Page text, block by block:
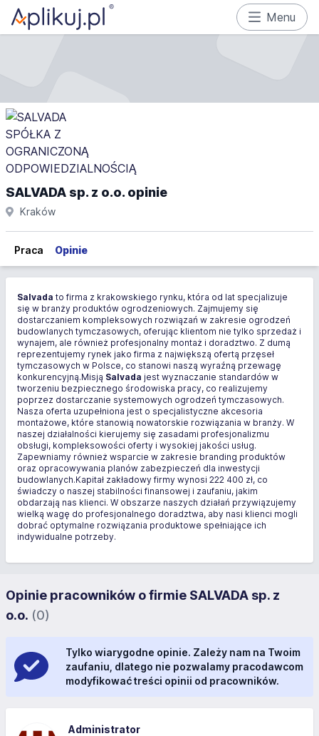
Menu
SALVADA sp. z o.o. opinie
Kraków
Praca Opinie
Salvada to firma z krakowskiego rynku, która od lat specjalizuje
się w branży produktów ogrodzeniowych. Zajmujemy się
dostarczaniem kompleksowych rozwiązań w zakresie ogrodzeń
budowlanych tymczasowych, oferując klientom nie tylko sprzedaż i
wynajem, ale również profesjonalny montaż i doradztwo. Z dumą
reprezentujemy rynek jako firma z największą ofertą przęseł
tymczasowych w Polsce, co stanowi naszą wyraźną przewagę
konkurencyjną.Misją Salvada jest wyznaczanie standardów w
tworzeniu bezpiecznego środowiska pracy, co realizujemy
poprzez dostarczanie systemowych ogrodzeń tymczasowych.
Nasza oferta uzupełniona jest o specjalistyczne akcesoria
montażowe, które stanowią nowatorskie rozwiązania w branży. W
naszej działalności kierujemy się zasadami profesjonalizmu
obsługi, kompleksowości oferty i wysokiej jakości usług.
Zapewniamy również wsparcie w zakresie branding produktów
oraz opracowywania planów zabezpieczeń dla inwestycji
budowlanych.Kapitał zakładowy firmy wynosi 222 400 zł, co
świadczy o naszej stabilności finansowej i zaufaniu, jakim
obdarzają nas klienci. W obszarze naszych działań przywiązujemy
wielką wagę do profesjonalnego doradztwa, aby nasi klienci mogli
dobrać optymalne rozwiązania produktowe spełniające ich
indywidualne potrzeby.
Opinie pracowników o firmie SALVADA sp. z
o.o. (0)
Tylko wiarygodne opinie. Zależy nam na Twoim
zaufaniu, dlatego nie pozwalamy pracodawcom
modyfikować treści opinii od pracowników.
Administrator